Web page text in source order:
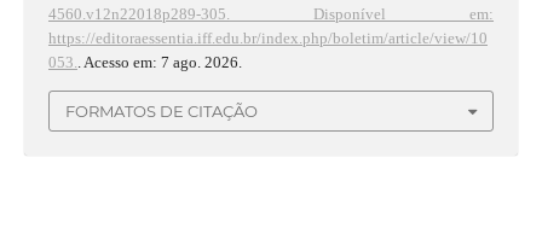
4560.v12n22018p289-305.
Disponível em:
https://editoraessentia.iff.edu.br/index.php/boletim/article/view/10
053.
. Acesso em: 7 ago. 2026.
FORMATOS DE CITAÇÃO